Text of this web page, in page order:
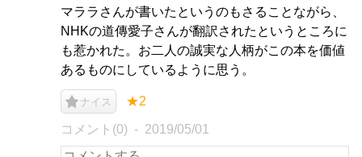
マララさんが書いたというのもさることながら、
NHKの道傳愛子さんが翻訳されたというところに
も惹かれた。お二人の誠実な人柄がこの本を価値
あるものにしているように思う。
ナイス ★2
コメント(0) 2019/05/01